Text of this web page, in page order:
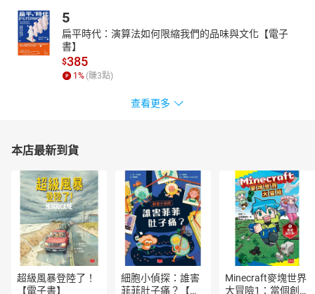
5
扁平時代：演算法如何限縮我們的品味與文化【電子
書】
$385
1% (賺3點)
查看更多
本店最新到貨
超級風暴登陸了！
【電子書】
細胞小偵探：誰害
菲菲肚子痛？【電
Minecraft麥塊世界
大冒險1：當個創世